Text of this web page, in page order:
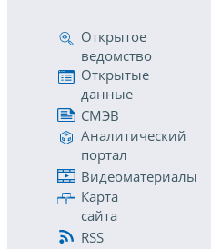
Открытое
ведомство
Открытые
данные
СМЭВ
Аналитический
портал
Видеоматериалы
Карта
сайта
RSS